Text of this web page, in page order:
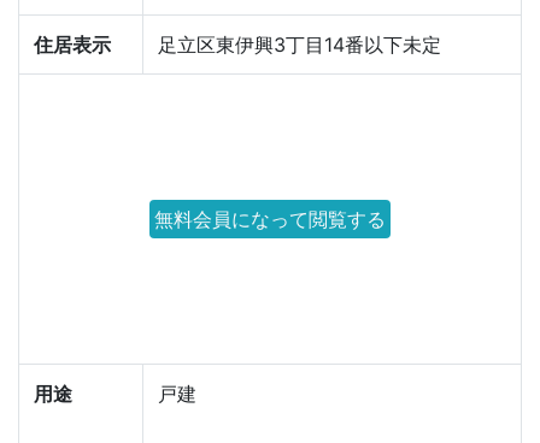
住居表示 足立区東伊興3丁目14番以下未定
無料会員になって閲覧する
用途 戸建